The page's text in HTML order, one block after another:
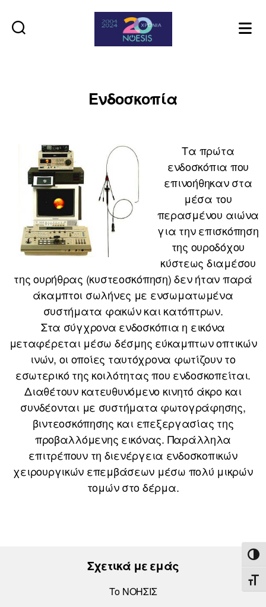
Ενδοσκοπία
Τα πρώτα
ενδοσκόπια που
επινοήθηκαν στα
μέσα του
περασμένου αιώνα
για την επισκόπηση
της ουροδόχου
κύστεως διαμέσου
της ουρήθρας (κυστεοσκόπηση) δεν ήταν παρά
άκαμπτοι σωλήνες με ενσωματωμένα
συστήματα φακών και κατόπτρων.
Στα σύγχρονα ενδοσκόπια η εικόνα
μεταφέρεται μέσω δέσμης εύκαμπτων οπτικών
ινών, οι οποίες ταυτόχρονα φωτίζουν το
εσωτερικό της κοιλότητας που ενδοσκοπείται.
Διαθέτουν κατευθυνόμενο κινητό άκρο και
συνδέονται με συστήματα φωτογράφησης,
βιντεοσκόπησης και επεξεργασίας της
προβαλλόμενης εικόνας. Παράλληλα
επιτρέπουν τη διενέργεια ενδοσκοπικών
χειρουργικών επεμβάσεων μέσω πολύ μικρών
τομών στο δέρμα.
Σχετικά με εμάς
Το ΝΟΗΣΙΣ